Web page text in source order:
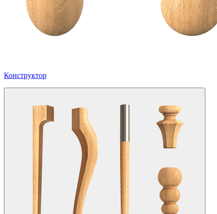
Конструктор